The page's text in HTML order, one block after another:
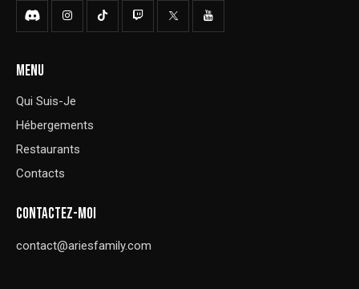
MENU
Qui Suis-Je
Hébergements
Restaurants
Contacts
CONTACTEZ-MOI
contact@ariesfamily.com